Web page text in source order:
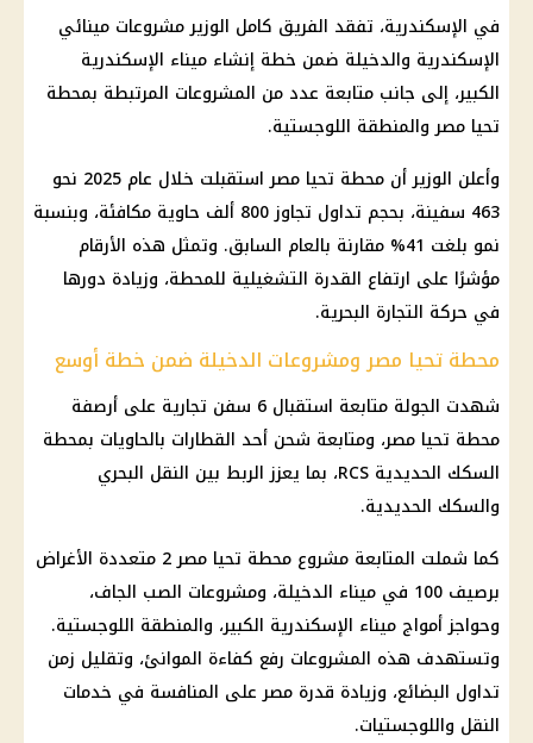
في الإسكندرية، تفقد الفريق كامل الوزير مشروعات مينائي
الإسكندرية والدخيلة ضمن خطة إنشاء ميناء الإسكندرية
الكبير، إلى جانب متابعة عدد من المشروعات المرتبطة بمحطة
تحيا مصر والمنطقة اللوجستية.
وأعلن الوزير أن محطة تحيا مصر استقبلت خلال عام 2025 نحو
463 سفينة، بحجم تداول تجاوز 800 ألف حاوية مكافئة، وبنسبة
نمو بلغت 41% مقارنة بالعام السابق. وتمثل هذه الأرقام
مؤشرًا على ارتفاع القدرة التشغيلية للمحطة، وزيادة دورها
في حركة التجارة البحرية.
محطة تحيا مصر ومشروعات الدخيلة ضمن خطة أوسع
شهدت الجولة متابعة استقبال 6 سفن تجارية على أرصفة
محطة تحيا مصر، ومتابعة شحن أحد القطارات بالحاويات بمحطة
السكك الحديدية RCS، بما يعزز الربط بين النقل البحري
والسكك الحديدية.
كما شملت المتابعة مشروع محطة تحيا مصر 2 متعددة الأغراض
برصيف 100 في ميناء الدخيلة، ومشروعات الصب الجاف،
وحواجز أمواج ميناء الإسكندرية الكبير، والمنطقة اللوجستية.
وتستهدف هذه المشروعات رفع كفاءة الموانئ، وتقليل زمن
تداول البضائع، وزيادة قدرة مصر على المنافسة في خدمات
النقل واللوجستيات.